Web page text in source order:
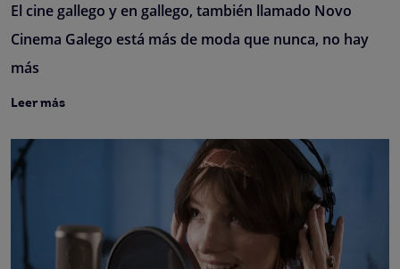
El cine gallego y en gallego, también llamado Novo
Cinema Galego está más de moda que nunca, no hay
más
Leer más